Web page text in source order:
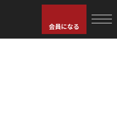
会員になる